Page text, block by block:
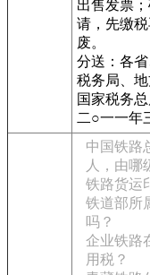
出售发票
请，先缴
废。
分送：各
税务局、地
国家税务
二○一一年
中国铁路
人，由哪
铁路货运
铁道部所
吗？
企业铁路
用税？